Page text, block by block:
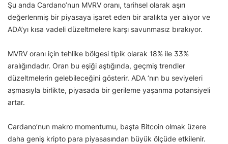
Şu anda Cardano’nun MVRV oranı, tarihsel olarak aşırı
değerlenmiş bir piyasaya işaret eden bir aralıkta yer alıyor ve
ADA’yı kısa vadeli düzeltmelere karşı savunmasız bırakıyor.
MVRV oranı için tehlike bölgesi tipik olarak 18% ile 33%
aralığındadır. Oran bu eşiği aştığında, geçmiş trendler
düzeltmelerin gelebileceğini gösterir. ADA ‘nın bu seviyeleri
aşmasıyla birlikte, piyasada bir gerileme yaşanma potansiyeli
artar.
Cardano’nun makro momentumu, başta Bitcoin olmak üzere
daha geniş kripto para piyasasından büyük ölçüde etkilenir.